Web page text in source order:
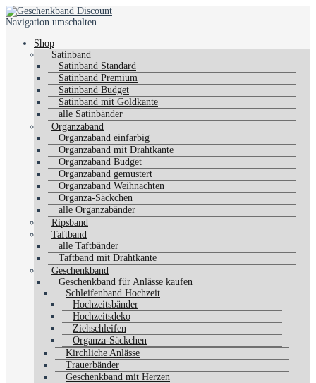
Navigation umschalten
Shop
Satinband
Satinband Standard
Satinband Premium
Satinband Budget
Satinband mit Goldkante
alle Satinbänder
Organzaband
Organzaband einfarbig
Organzaband mit Drahtkante
Organzaband Budget
Organzaband gemustert
Organzaband Weihnachten
Organza-Säckchen
alle Organzabänder
Ripsband
Taftband
alle Taftbänder
Taftband mit Drahtkante
Geschenkband
Geschenkband für Anlässe kaufen
Schleifenband Hochzeit
Hochzeitsbänder
Hochzeitsdeko
Ziehschleifen
Organza-Säckchen
Kirchliche Anlässe
Trauerbänder
Geschenkband mit Herzen